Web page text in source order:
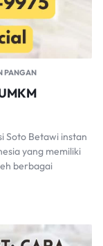
PANGAN
Soto Betawi instan
yang memiliki
berbagai